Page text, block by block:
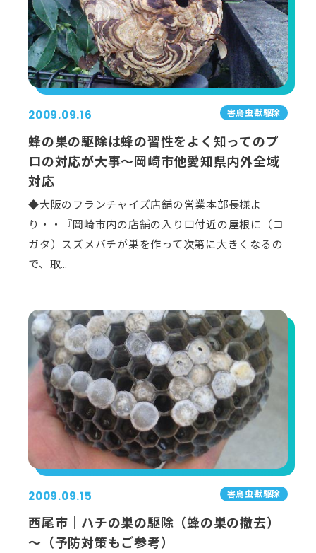
2009.09.16 害⿃⾍獣駆除
蜂の巣の駆除は蜂の習性をよく知ってのプ
ロの対応が大事～岡崎市他愛知県内外全域
対応
◆大阪のフランチャイズ店舗の営業本部長様よ
り・・『岡崎市内の店舗の入り口付近の屋根に（コ
ガタ）スズメバチが巣を作って次第に大きくなるの
で、取…
2009.09.15 害⿃⾍獣駆除
西尾市｜ハチの巣の駆除（蜂の巣の撤去）
～（予防対策もご参考）